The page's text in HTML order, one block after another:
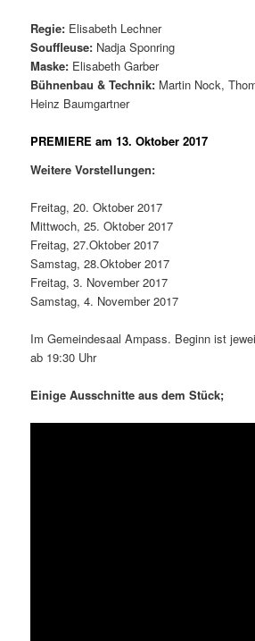
Regie: Elisabeth Lechner
Souffleuse: Nadja Sponring
Maske: Elisabeth Garber
Bühnenbau & Technik: Martin Nock,
Heinz Baumgartner
PREMIERE am 13. Oktober 2017
Weitere Vorstellungen:
Freitag, 20. Oktober 2017
Mittwoch, 25. Oktober 2017
Freitag, 27.Oktober 2017
Samstag, 28.Oktober 2017
Freitag, 3. November 2017
Samstag, 4. November 2017
Im Gemeindesaal Ampass. Beginn ist
ab 19:30 Uhr
Einige Ausschnitte aus dem Stück;